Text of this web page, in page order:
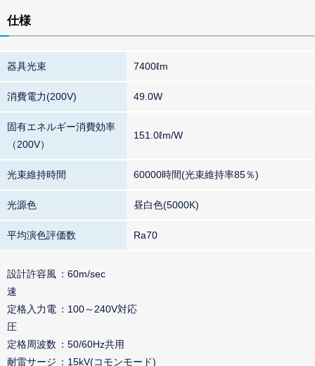
仕様
器具光束 7400ℓm
消費電力(200V) 49.0W
固有エネルギー消費効率
（200V）
151.0ℓm/W
光束維持時間 60000時間(光束維持率85％)
光源色 昼白色(5000K)
平均演色評価数 Ra70
設計許容風
速
60m/sec
定格入力電
圧
100～240V対応
定格周波数
50/60Hz共用
耐雷サージ
15kV(コモンモード)